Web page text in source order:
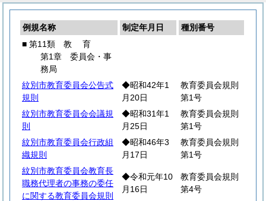
例規名称 制定年月日
種別番号
■ 第11類 教 育
第1章 委員会・事
務局
紋別市教育委員会公告式
規則
◆昭和42年1
月20日
教育委員会規則
第1号
紋別市教育委員会会議規
則
◆昭和31年1
月25日
教育委員会規則
第1号
紋別市教育委員会行政組
織規則
◆昭和46年3
月17日
教育委員会規則
第1号
紋別市教育委員会教育長
職務代理者の事務の委任
に関する教育委員会規則
◆令和元年10
月16日
教育委員会規則
第4号